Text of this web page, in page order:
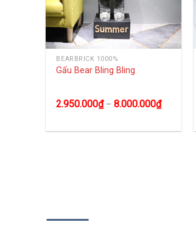
BEARBRICK 1000%
Gấu Bear Bling Bling
2.950.000₫–8.000.000₫